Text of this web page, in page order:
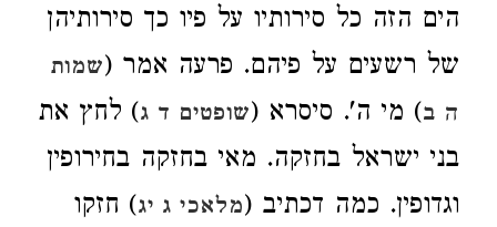
הים הזה כל סירותיו על פיו כך סירותיהן
של רשעים על פיהם. פרעה אמר (שמות
ה ב) מי ה'. סיסרא (שופטים ד ג) לחץ את
בני ישראל בחזקה. מאי בחזקה בחירופין
וגדופין. כמה דכתיב (מלאכי ג יג) חזקו